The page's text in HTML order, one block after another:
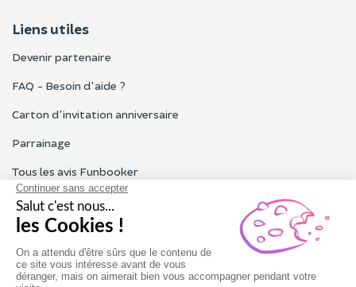
Liens utiles
Devenir partenaire
FAQ - Besoin d'aide ?
Carton d'invitation anniversaire
Parrainage
Tous les avis Funbooker
Particuliers, entreprises, professionnels
Notre service client est ouvert du lundi au vendredi de 9h à 18h